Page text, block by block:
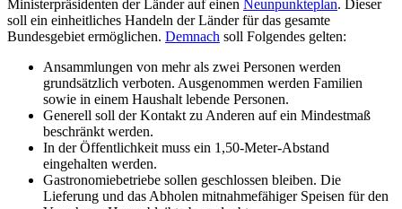
Ministerpräsidenten der Länder auf einen Neunpunkteplan. Dieser
soll ein einheitliches Handeln der Länder für das gesamte
Bundesgebiet ermöglichen. Demnach soll Folgendes gelten:
Ansammlungen von mehr als zwei Personen werden
grundsätzlich verboten. Ausgenommen werden Familien
sowie in einem Haushalt lebende Personen.
Generell soll der Kontakt zu Anderen auf ein Mindestmaß
beschränkt werden.
In der Öffentlichkeit muss ein 1,50-Meter-Abstand
eingehalten werden.
Gastronomiebetriebe sollen geschlossen bleiben. Die
Lieferung und das Abholen mitnahmefähiger Speisen für den